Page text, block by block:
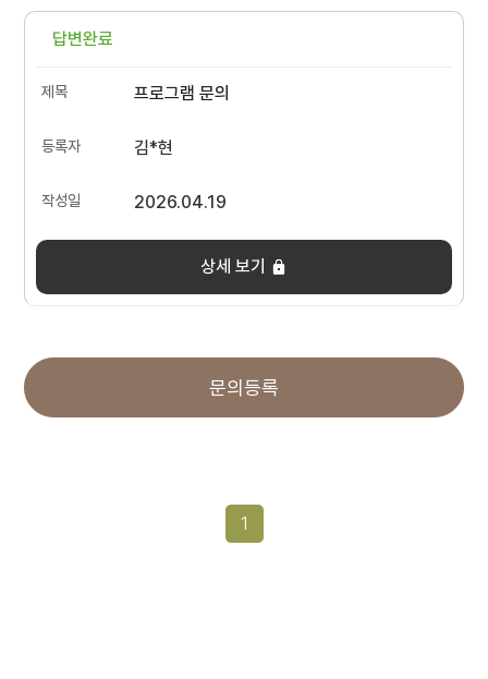
답변완료
프로그램 문의
김*현
2026.04.19
상세 보기
문의등록
1